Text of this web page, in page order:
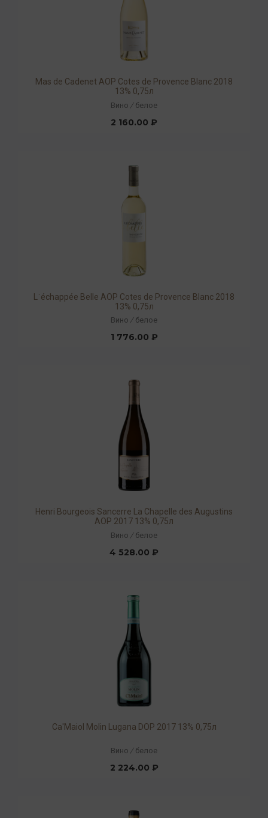
Mas de Cadenet AOP Cotes de Provence Blanc 2018
13% 0,75л
Вино / белое
2 160.00 ₽
Lˈéchappée Belle AOP Cotes de Provence Blanc 2018
13% 0,75л
Вино / белое
1 776.00 ₽
Henri Bourgeois Sancerre La Chapelle des Augustins
AOP 2017 13% 0,75л
Вино / белое
4 528.00 ₽
Ca'Maiol Molin Lugana DOP 2017 13% 0,75л
Вино / белое
2 224.00 ₽